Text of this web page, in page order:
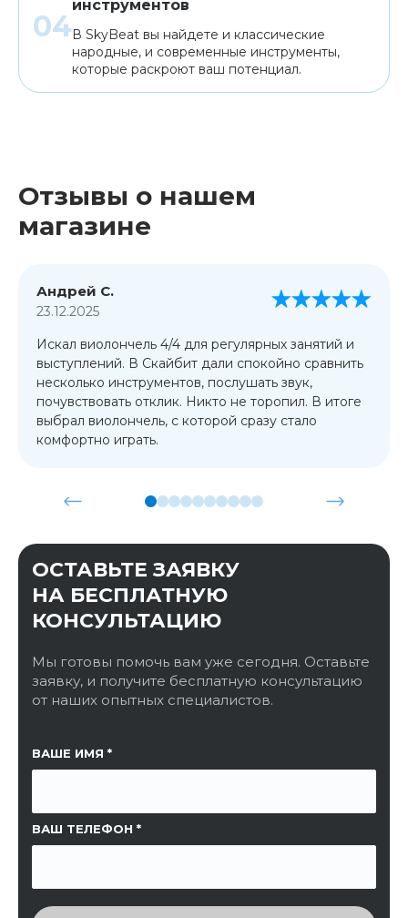
инструментов
В SkyBeat вы найдете и классические
народные, и современные инструменты,
которые раскроют ваш потенциал.
Отзывы о нашем
магазине
Андрей С.
23.12.2025
Искал виолончель 4/4 для регулярных занятий и
выступлений. В Скайбит дали спокойно сравнить
несколько инструментов, послушать звук,
почувствовать отклик. Никто не торопил. В итоге
выбрал виолончель, с которой сразу стало
комфортно играть.
ОСТАВЬТЕ ЗАЯВКУ
НА БЕСПЛАТНУЮ
КОНСУЛЬТАЦИЮ
Мы готовы помочь вам уже сегодня. Оставьте
заявку, и получите бесплатную консультацию
от наших опытных специалистов.
ВАШЕ ИМЯ
ВАШ ТЕЛЕФОН
ССЫЛКА НА СТРАНИЦУ